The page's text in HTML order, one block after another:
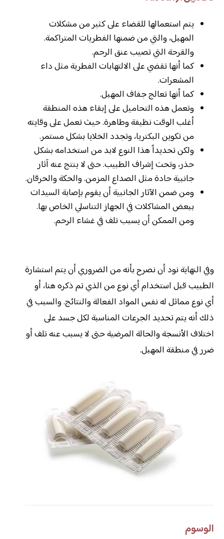
يتم استعمالها للقضاء على كثير من مشكلات
المهبل، والتي من ضمنها الفطريات المتراكمة.
والقرحة التي تصيب عنق الرحم.
كما أنها تقضي على الالتهابات الفطرية مثل داء
المشعرات.
كما أنها تعالج جفاف المهبل.
وتعمل هذه التحاميل على إبقاء هذه المنطقة
أغلب الوقت نظيفة وطاهرة. حيث تعمل على وقايته
من تكوين البكتريا، وتجدد الخلايا بشكل مستمر.
ولكن تحديداً هذا النوع لابد من استخدامه بشكل
حذر، وتحت إشراف الطبيب. حتى لا ينتج عنه آثار
جانبية حادة مثل الصداع المزمن. والحكة والحرقان.
ومن ضمن الآثار الجانبية أن يقوم بإصابة السيدات
ببعض المشاكلات في الجهاز التناسلي الخاص بها.
ومن الممكن أن يسبب تلف في غشاء الرحم.
وفي النهاية نود أن نصرح بأنه من الضروري أن يتم استشارة
الطبيب قبل استخدام أي نوع من الذي تم ذكره هنا، أو
أي نوع مماثل له نفس المواد الفعالة والنتائج. والسبب في
ذلك أنه يتم تحديد الجرعات المناسبة لكل جسد على
اختلاف الأنسجة والحالة المرضية حتى لا يسبب عنه تلف أو
ضرر في منطقة المهبل.
الوسوم